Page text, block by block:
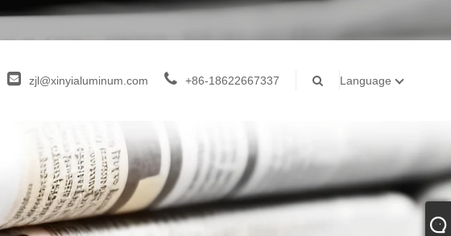
zjl@xinyialuminum.com +86-18622667337 Language